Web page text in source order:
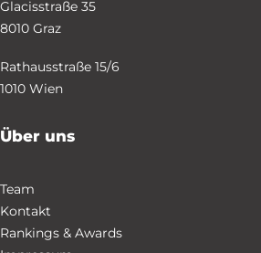
Glacisstraße 35
8010 Graz
Rathausstraße 15/6
1010 Wien
Über uns
Team
Kontakt
Rankings & Awards